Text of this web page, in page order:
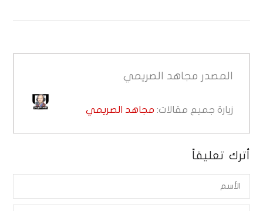
المصدر مجاهد الصريمي
زيارة جميع مقالات: مجاهد الصريمي
أترك تعليقاً